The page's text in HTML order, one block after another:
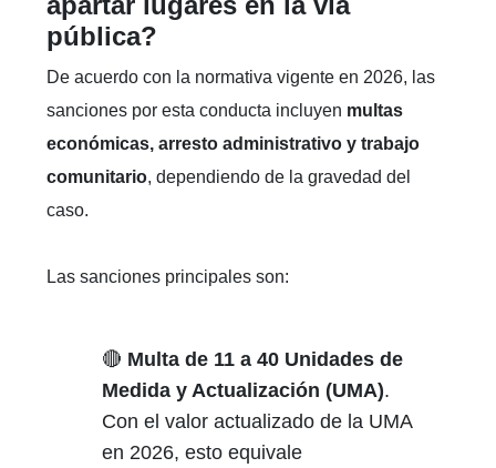
pública?
De acuerdo con la normativa vigente en 2026, las
sanciones por esta conducta incluyen multas
económicas, arresto administrativo y trabajo
comunitario, dependiendo de la gravedad del
caso.
Las sanciones principales son:
🔴 Multa de 11 a 40 Unidades de
Medida y Actualización (UMA).
Con el valor actualizado de la UMA
en 2026, esto equivale